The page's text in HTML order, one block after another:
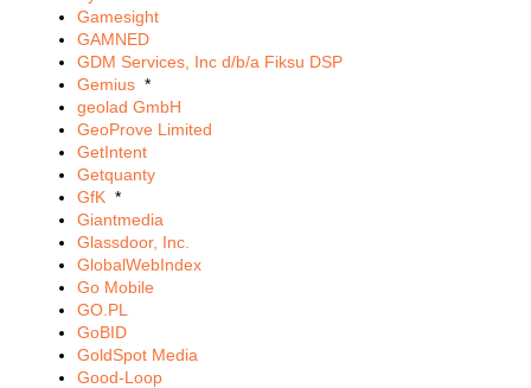
Gamesight
GAMNED
GDM Services, Inc d/b/a Fiksu DSP
Gemius *
geolad GmbH
GeoProve Limited
GetIntent
Getquanty
GfK *
Giantmedia
Glassdoor, Inc.
GlobalWebIndex
Go Mobile
GO.PL
GoBID
GoldSpot Media
Good-Loop